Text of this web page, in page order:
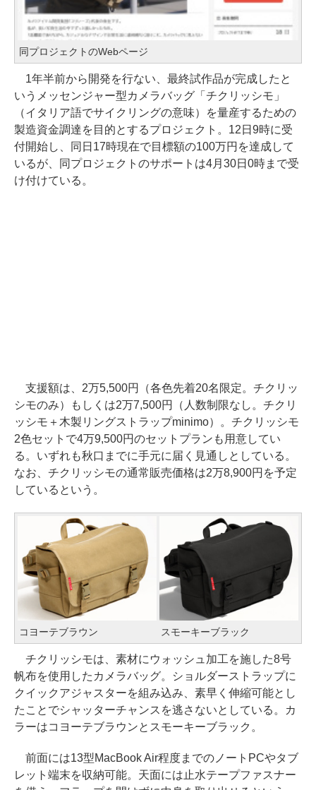
同プロジェクトのWebページ
1年半前から開発を行ない、最終試作品が完成したと
いうメッセンジャー型カメラバッグ「チクリッシモ」
（イタリア語でサイクリングの意味）を量産するための
製造資金調達を目的とするプロジェクト。12日9時に受
付開始し、同日17時現在で目標額の100万円を達成して
いるが、同プロジェクトのサポートは4月30日0時まで受
け付けている。
支援額は、2万5,500円（各色先着20名限定。チクリッ
シモのみ）もしくは2万7,500円（人数制限なし。チクリ
ッシモ＋木製リングストラップminimo）。チクリッシモ
2色セットで4万9,500円のセットプランも用意してい
る。いずれも秋口までに手元に届く見通しとしている。
なお、チクリッシモの通常販売価格は2万8,900円を予定
しているという。
コヨーテブラウン スモーキーブラック
チクリッシモは、素材にウォッシュ加工を施した8号
帆布を使用したカメラバッグ。ショルダーストラップに
クイックアジャスターを組み込み、素早く伸縮可能とし
たことでシャッターチャンスを逃さないとしている。カ
ラーはコヨーテブラウンとスモーキーブラック。
前面には13型MacBook Air程度までのノートPCやタブ
レット端末を収納可能。天面には止水テープファスナー